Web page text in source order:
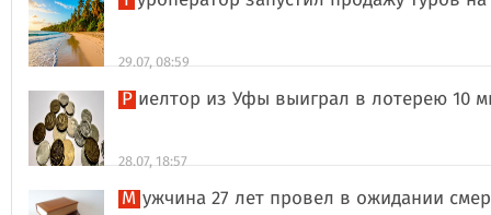
29.07, 08:59
Риелтор из Уфы выиграл в лотерею 10
28.07, 18:57
Мужчина 27 лет провел в ожидании